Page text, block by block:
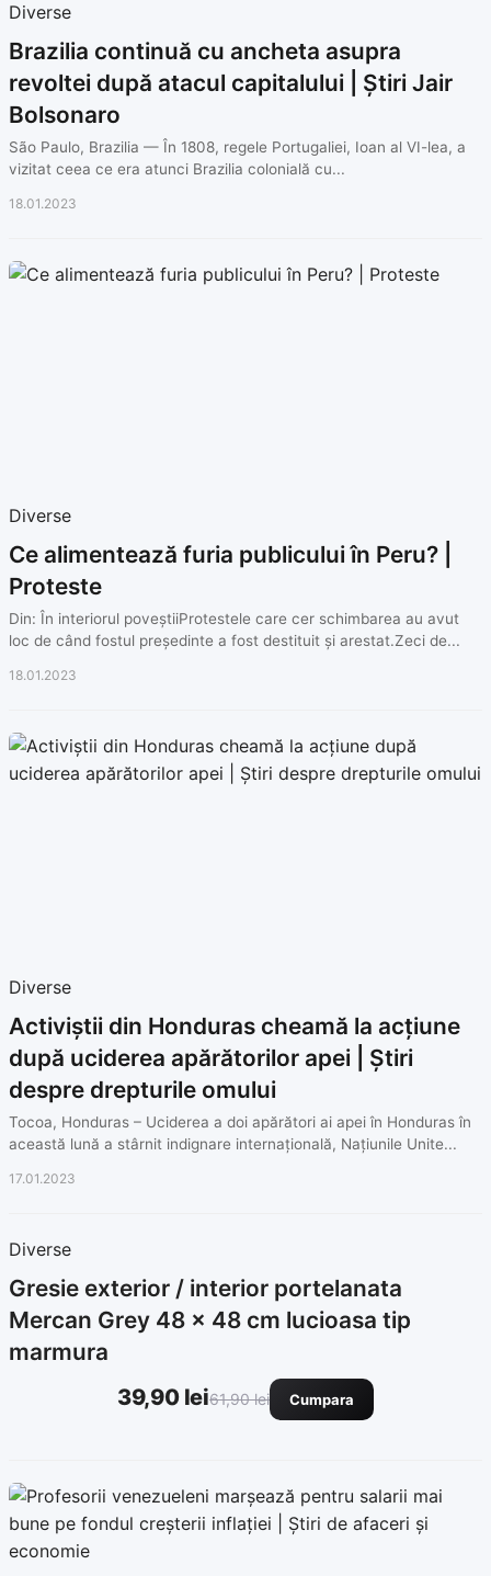
Diverse
Brazilia continuă cu ancheta asupra
revoltei după atacul capitalului | Știri Jair
Bolsonaro
São Paulo, Brazilia — În 1808, regele Portugaliei, Ioan al VI-lea, a
vizitat ceea ce era atunci Brazilia colonială cu...
18.01.2023
Diverse
Ce alimentează furia publicului în Peru? |
Proteste
Din: În interiorul poveștiiProtestele care cer schimbarea au avut
loc de când fostul președinte a fost destituit și arestat.Zeci de...
18.01.2023
Diverse
Activiștii din Honduras cheamă la acțiune
după uciderea apărătorilor apei | Știri
despre drepturile omului
Tocoa, Honduras – Uciderea a doi apărători ai apei în Honduras în
această lună a stârnit indignare internațională, Națiunile Unite...
17.01.2023
Diverse
Gresie exterior / interior portelanata
Mercan Grey 48 x 48 cm lucioasa tip
marmura
39,90 lei61,90 lei Cumpara